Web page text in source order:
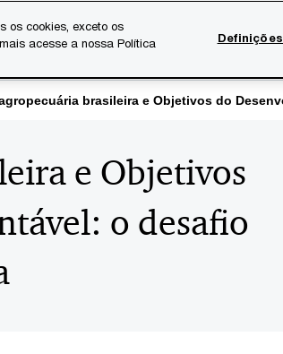
brasileira e Objetivos do
e Objetivos
o desafio
os cookies, exceto os
acesse a nossa Política